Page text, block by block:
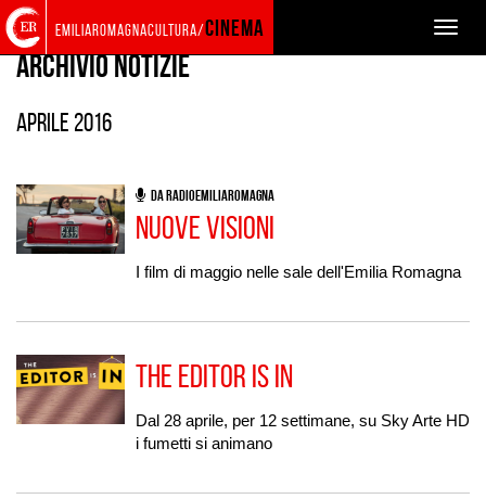
Torna
alla
home
page
Cerca
nel
sito
Salta
ai
contenuti
Salta
al
menu
principale
Toggle
emiliaromagnacultura/cinema
AGENDA E NEWS
Archivio Notizie
aprile 2016
DA RADIOEMILIAROMAGNA
Nuove visioni
I film di maggio nelle sale dell'Emilia Romagna
The Editor is in
Dal 28 aprile, per 12 settimane, su Sky Arte HD
i fumetti si animano